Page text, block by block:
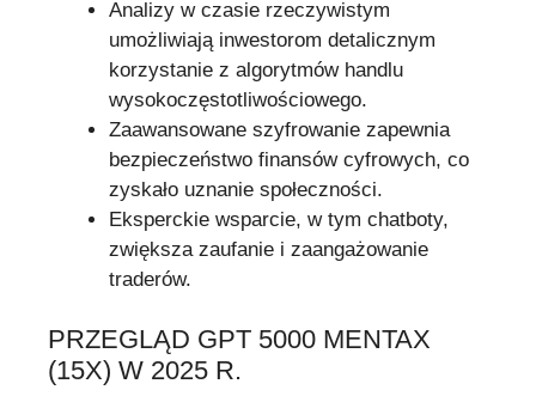
Analizy w czasie rzeczywistym
umożliwiają inwestorom detalicznym
korzystanie z algorytmów handlu
wysokoczęstotliwościowego.
Zaawansowane szyfrowanie zapewnia
bezpieczeństwo finansów cyfrowych, co
zyskało uznanie społeczności.
Eksperckie wsparcie, w tym chatboty,
zwiększa zaufanie i zaangażowanie
traderów.
PRZEGLĄD GPT 5000 MENTAX
(15X) W 2025 R.